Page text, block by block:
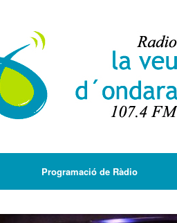
Programació de Ràdio